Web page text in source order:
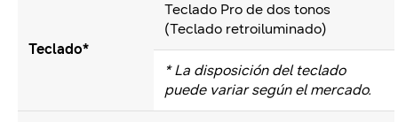
Teclado*
Teclado Pro de dos tonos
(Teclado retroiluminado)
* La disposición del teclado
puede variar según el mercado.